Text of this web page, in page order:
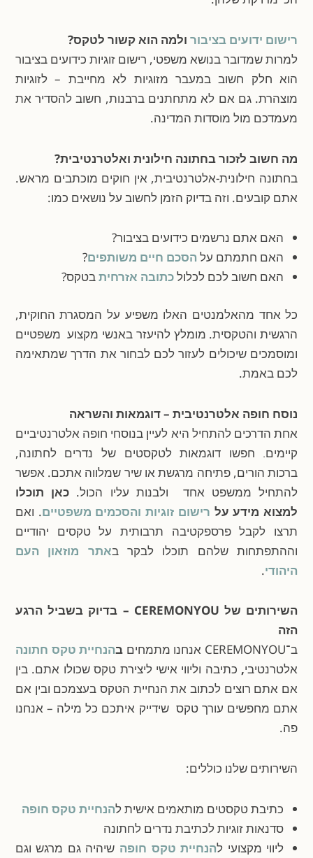
רישום ידועים בציבורולמה הוא קשור לטקס?
למרות שמדובר בנושא משפטי, רישום זוגיות כידועים בציבור
הוא חלק חשוב במעבר מזוגיות לא מחייבת – לזוגיות
מוצהרת. גם אם לא מתחתנים ברבנות, חשוב להסדיר את
מעמדכם מול מוסדות המדינה.
מה חשוב לזכור בחתונה חילונית ואלטרנטיבית?
בחתונה חילונית-אלטרנטיבית, אין חוקים מוכתבים מראש.
אתם קובעים. וזה בדיוק הזמן לחשוב על נושאים כמו:
האם אתם נרשמים כידועים בציבור?
האם חתמתם עלהסכם חיים משותפים?
האם חשוב לכם לכלולכתובה אזרחיתבטקס?
כל אחד מהאלמנטים האלו משפיע על המסגרת החוקית,
הרגשית והטקסית. מומלץ להיעזר באנשי מקצוע משפטיים
ומוסמכים שיכולים לעזור לכם לבחור את הדרך שמתאימה
לכם באמת.
נוסח חופה אלטרנטיבית – דוגמאות והשראה
אחת הדרכים להתחיל היא לעיין בנוסחי חופה אלטרנטיביים
קיימים. חפשו דוגמאות לטקסטים של נדרים לחתונה,
ברכות הורים, פתיחה מרגשת או שיר שמלווה אתכם. אפשר
להתחיל ממשפט אחד ולבנות עליו הכול. כאן תוכלו
למצוא מידע על רישום זוגיות והסכמים משפטיים. ואם
תרצו לקבלפרספקטיבה תרבותית על טקסים יהודיים
וההתפתחות שלהם תוכלו לבקר באתר מוזאון העם
היהודי.
השירותים של CEREMONYOU – בדיוק בשביל הרגע
הזה
ב־CEREMONYOU אנחנו מתמחים
בהנחיית טקס חתונה
אלטרנטיבי,כתיבה וליווי אישי ליצירת טקס שכולו אתם. בין
אם אתם רוצים לכתוב את הנחיית הטקס בעצמכם ובין אם
אתם מחפשים עורך טקס שידייק איתכם כל מילה – אנחנו
פה.
השירותים שלנו כוללים:
כתיבת טקסטים מותאמים אישית להנחיית טקס חופה
סדנאות זוגיות לכתיבת נדרים לחתונה
ליווי מקצועי להנחיית טקס חופה שיהיה גם מרגש וגם